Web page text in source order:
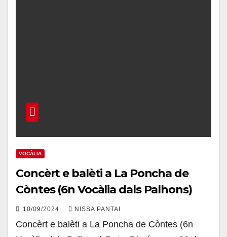
VOCÀLIA
Concèrt e balèti a La Poncha de
Còntes (6n Vocàlia dals Palhons)
10/09/2024 NISSA PANTAI
Concèrt e balèti a La Poncha de Còntes (6n